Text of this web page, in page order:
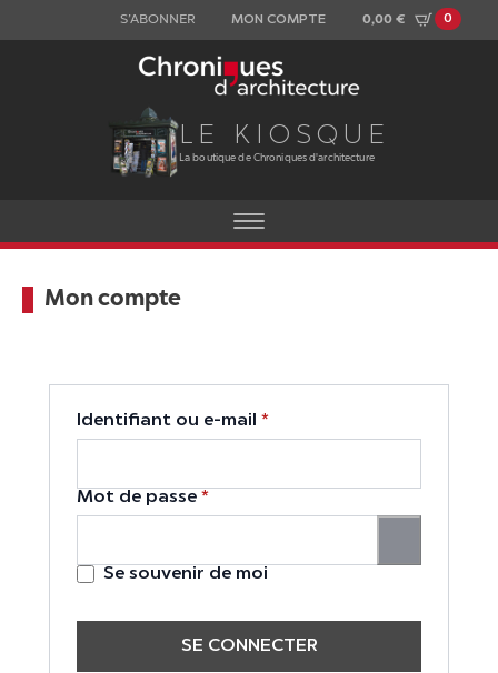
S’ABONNER MON COMPTE 0,00 € 0
LE KIOSQUE
La boutique de Chroniques d'architecture
Mon compte
Identifiant ou e-mail *Obligatoire
Mot de passe *Obligatoire
Se souvenir de moi
SE CONNECTER